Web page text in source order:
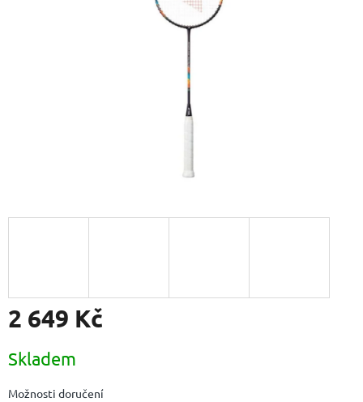
2 649 Kč
cena:
Skladem
Možnosti doručení